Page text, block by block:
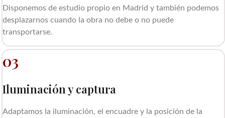
Disponemos de estudio propio en Madrid y también podemos
desplazarnos cuando la obra no debe o no puede
transportarse.
03
Iluminación y captura
Adaptamos la iluminación, el encuadre y la posición de la